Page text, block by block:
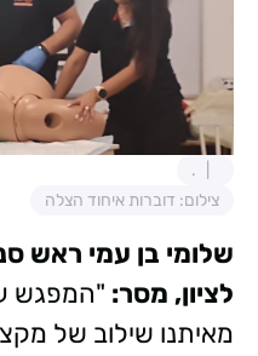
.
צילום: דוברות איחוד הצלה
​שלומי בן עמי ראש
לציון, מסר: "המפגש
מאיתנו שילוב של